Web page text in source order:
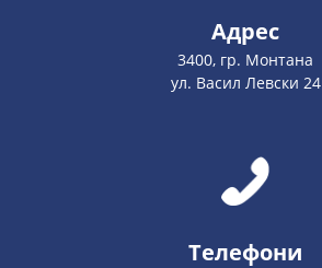
Адрес
3400, гр. Монтана
ул. Васил Левски 24
Телефони